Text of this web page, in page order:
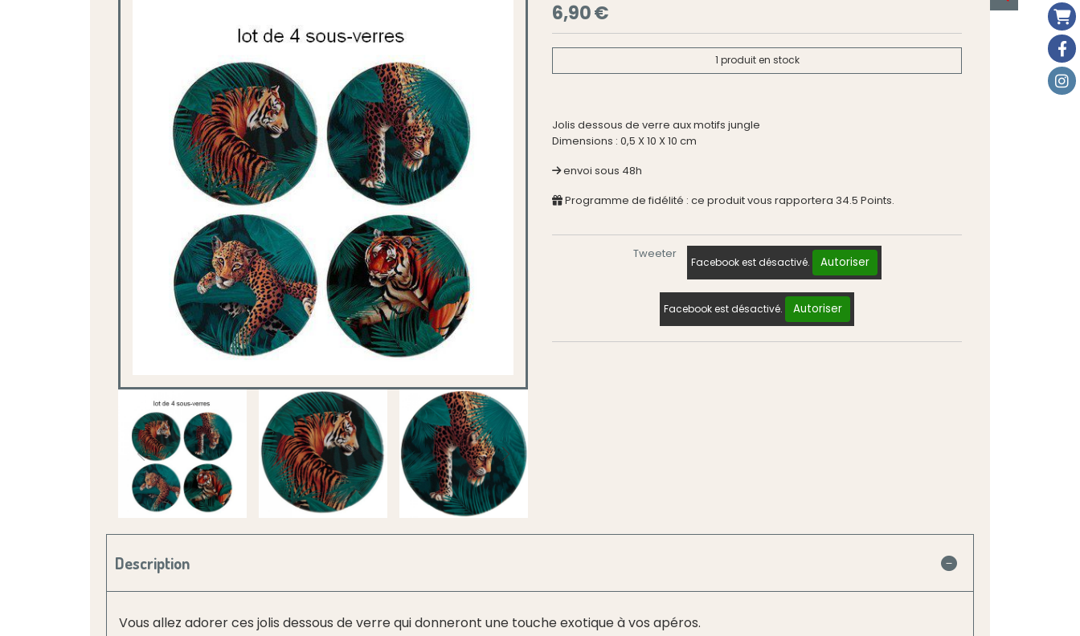
6,90€
1 produit en stock
Jolis dessous de verre aux motifs jungle
Dimensions : 0,5 X 10 X 10 cm
envoi sous 48h
Programme de fidélité : ce produit vous rapportera 34.5 Points.
Tweeter
Facebook est désactivé. Autoriser
Facebook est désactivé. Autoriser
Description
Vous allez adorer ces jolis dessous de verre qui donneront une touche exotique à vos apéros.